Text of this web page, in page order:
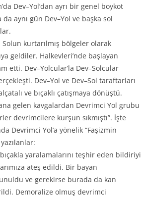
Dev–Yol’dan ayrı bir genel boykot
aynı gün Dev–Yol ve başka sol
kurtarılmış bölgeler olarak
geldiler. Halkevleri’nde başlayan
etti. Dev–Yolcular’la Dev–Solcular
Dev–Yol ve Dev–Sol taraftarları
ve bıçaklı çatışmaya dönüştü.
gelen kavgalardan Devrimci Yol grubu
devrimcilere kurşun sıkmıştı”. İşte
Devrimci Yol’a yönelik “Faşizmin
yaralamalarını teşhir eden bildiriyi
ateş edildi. Bir bayan
ve gerekirse burada da kan
Demoralize olmuş devrimci